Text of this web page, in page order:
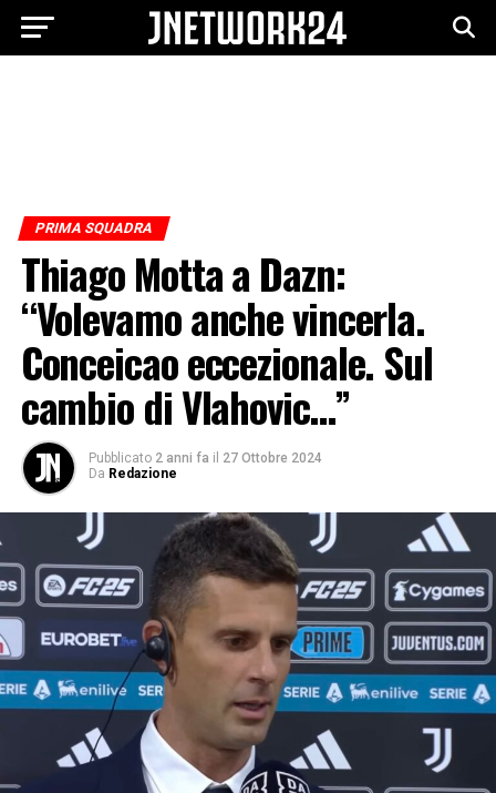
PRIMA SQUADRA
Thiago Motta a Dazn:
“Volevamo anche vincerla.
Conceicao eccezionale. Sul
cambio di Vlahovic…”
Pubblicato 2 anni fa il 27 Ottobre 2024
Da Redazione